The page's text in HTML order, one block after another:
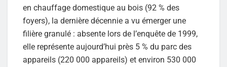
en chauffage domestique au bois (92 % des
foyers), la dernière décennie a vu émerger une
filière granulé : absente lors de l’enquête de 1999,
elle représente aujourd’hui près 5 % du parc des
appareils (220 000 appareils) et environ 530 000